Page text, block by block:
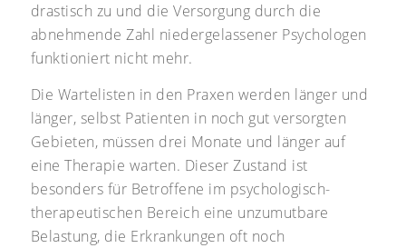
drastisch zu und die Versorgung durch die
abnehmende Zahl niedergelassener Psychologen
funktioniert nicht mehr.
Die Wartelisten in den Praxen werden länger und
länger, selbst Patienten in noch gut versorgten
Gebieten, müssen drei Monate und länger auf
eine Therapie warten. Dieser Zustand ist
besonders für Betroffene im psychologisch-
therapeutischen Bereich eine unzumutbare
Belastung, die Erkrankungen oft noch